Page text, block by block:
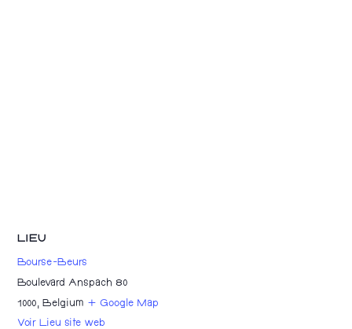
LIEU
Bourse-Beurs
Boulevard Anspach 80
1000 , Belgium + Google Map
Voir Lieu site web